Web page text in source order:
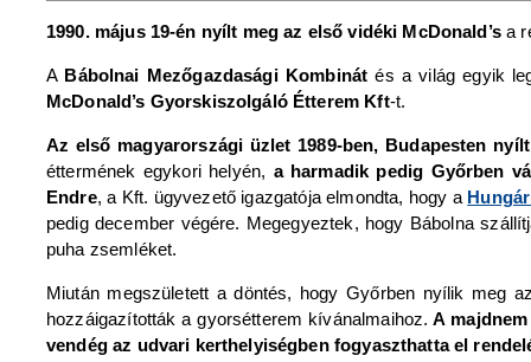
1990. május 19-én nyílt meg az első vidéki McDonald’sa
A Bábolnai Mezőgazdasági Kombinátés a világ egyik
McDonald’s Gyorskiszolgáló Étterem Kft-t.
Az első magyarországi üzlet 1989-ben, Budapesten
éttermének egykori helyén, a harmadik pedig Győrben
Endre, a Kft. ügyvezető igazgatója elmondta, hogy a
pedig december végére. Megegyeztek, hogy Bábolna
puha zsemléket.
Miután megszületett a döntés, hogy Győrben nyílik meg
hozzáigazították a gyorsétterem kívánalmaihoz. A
vendég az udvari kerthelyiségben fogyaszthatta el